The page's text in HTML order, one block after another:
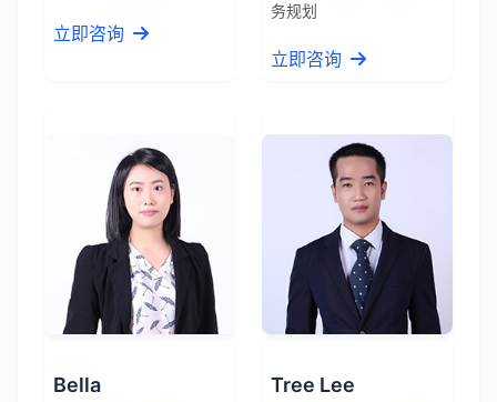
立即咨询
务规划
立即咨询
Bella Tree Lee